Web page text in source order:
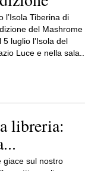
l’Isola Tiberina di
del Mashrome
luglio l’Isola del
Luce e nella
libreria:
giace sul nostro